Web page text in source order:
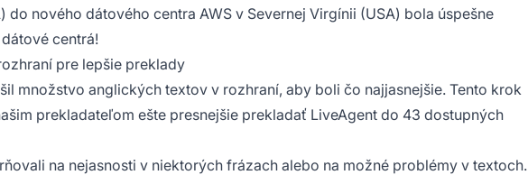
do nového dátového centra AWS v Severnej Virgínii (USA) bola úspešne
centrá!
pre lepšie preklady
množstvo anglických textov v rozhraní, aby boli čo najjasnejšie. Tento krok
prekladateľom ešte presnejšie prekladať LiveAgent do 43 dostupných
na nejasnosti v niektorých frázach alebo na možné problémy v textoch.